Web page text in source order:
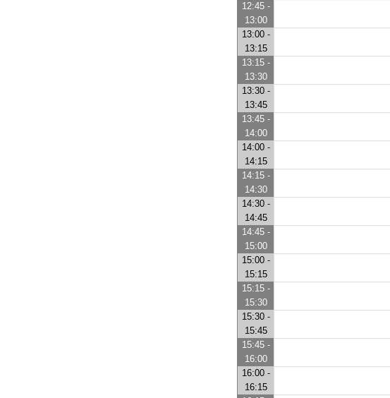
12:45 -
13:00
13:00 -
13:15
13:15 -
13:30
13:30 -
13:45
13:45 -
14:00
14:00 -
14:15
14:15 -
14:30
14:30 -
14:45
14:45 -
15:00
15:00 -
15:15
15:15 -
15:30
15:30 -
15:45
15:45 -
16:00
16:00 -
16:15